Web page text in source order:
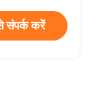
संपर्क करें